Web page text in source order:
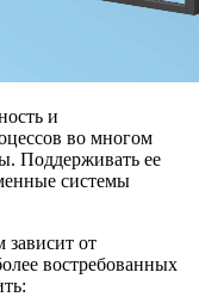
и
во многом
Поддерживать ее
системы
зависит от
востребованных